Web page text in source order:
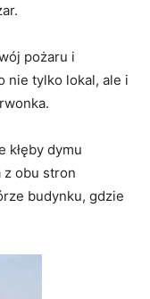
pożaru i
nie tylko lokal, ale i
kłęby dymu
z obu stron
budynku, gdzie